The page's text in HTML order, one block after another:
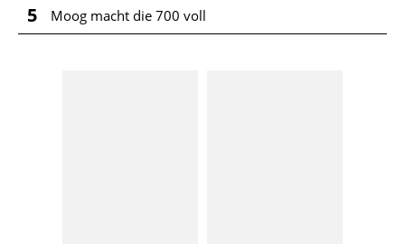
5 Moog macht die 700 voll